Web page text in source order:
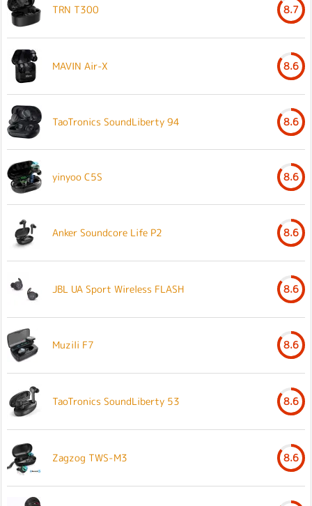
TRN T300 8.7
MAVIN Air-X 8.6
TaoTronics SoundLiberty 94 8.6
yinyoo C5S 8.6
Anker Soundcore Life P2 8.6
JBL UA Sport Wireless FLASH 8.6
Muzili F7 8.6
TaoTronics SoundLiberty 53 8.6
Zagzog TWS-M3 8.6